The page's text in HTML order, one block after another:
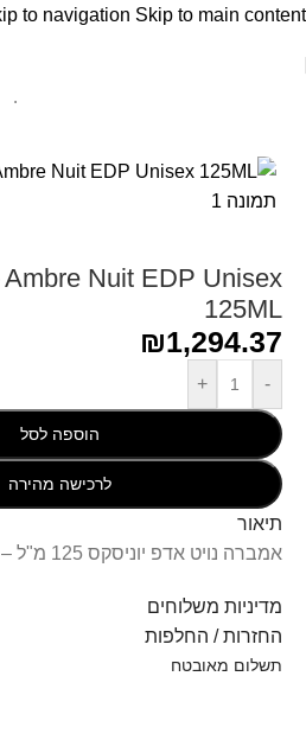
to navigation Skip to main content
Nuit EDP Unisex
125ML
₪1,294.37
-
+
הוספה לסל
לרכישה מהירה
תיאור
אמברה נויט אדפ יוניסקס 125 מ"ל – כריסטיאן דיור
מדיניות משלוחים
החזרות / החלפות
תשלום מאובטח